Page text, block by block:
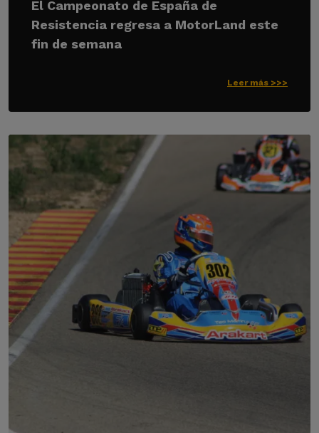
El Campeonato de España de
Resistencia regresa a MotorLand este
fin de semana
Leer más >>>